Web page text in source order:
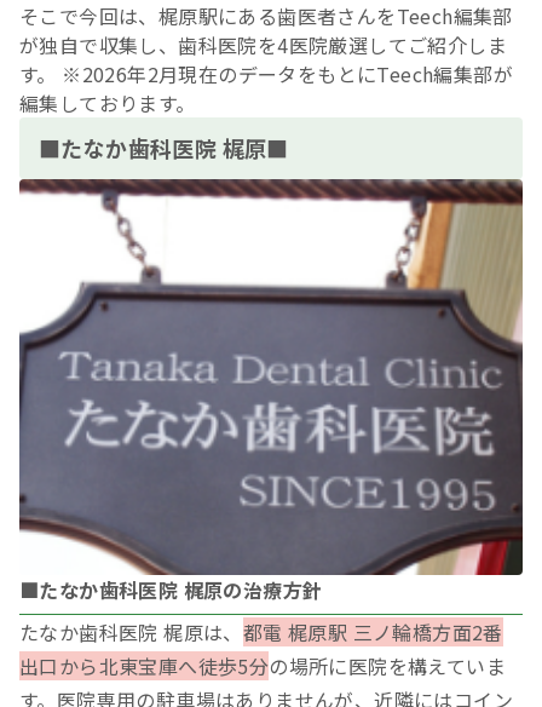
そこで今回は、梶原駅にある歯医者さんをTeech編集部
が独自で収集し、歯科医院を4医院厳選してご紹介しま
す。 ※2026年2月現在のデータをもとにTeech編集部が
編集しております。
■たなか歯科医院 梶原■
■たなか歯科医院 梶原の治療方針
たなか歯科医院 梶原は、 都電 梶原駅 三ノ輪橋方面2番
出口から北東宝庫へ徒歩5分の場所に医院を構えていま
す。医院専用の駐車場はありませんが、近隣にはコイン